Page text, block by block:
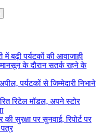
बढ़ी पर्यटकों की आवाजाही
मानसून के दौरान सतर्क रहने के
पर्यटकों से जिम्मेदारी निभाने
रिटेल मॉडल, अपने स्टोर
की सुरक्षा पर सुनवाई, रिपोर्ट पर
पत्र